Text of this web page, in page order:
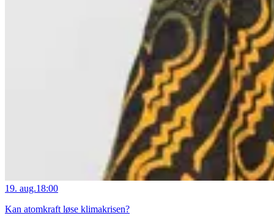
19. aug.18:00
Kan atomkraft løse klimakrisen?